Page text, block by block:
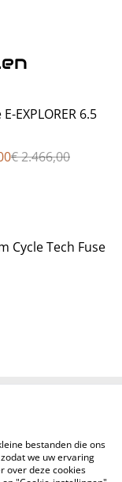
EXPLORER 6.5
€ 2.466,00
Cycle Tech Fuse
bestanden die ons
we uw ervaring
over deze cookies